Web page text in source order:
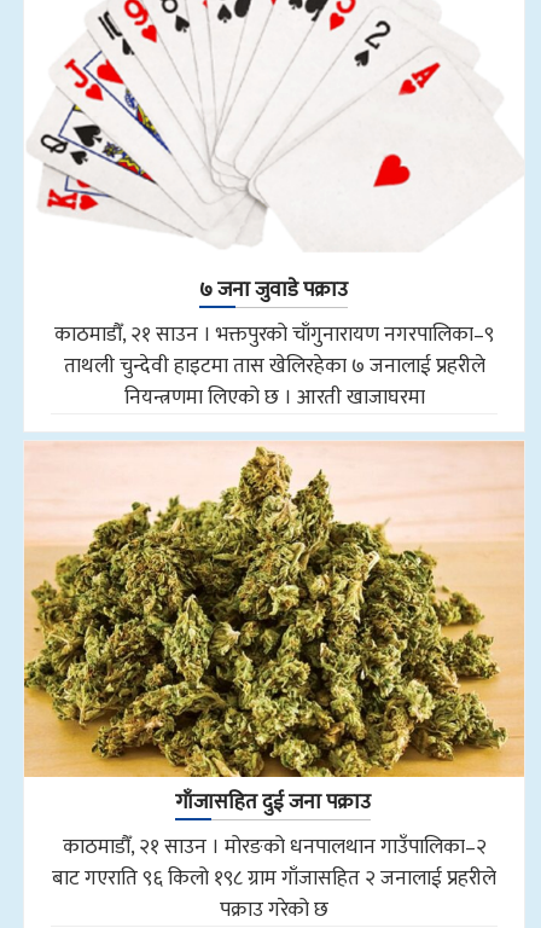
७ जना जुवाडे पक्राउ
काठमाडौँ, २१ साउन । भक्तपुरको चाँगुनारायण नगरपालिका–९
ताथली चुन्देवी हाइटमा तास खेलिरहेका ७ जनालाई प्रहरीले
नियन्त्रणमा लिएको छ । आरती खाजाघरमा
गाँजासहित दुई जना पक्राउ
काठमाडौँ, २१ साउन । मोरङको धनपालथान गाउँपालिका–२
बाट गएराति ९६ किलो १९८ ग्राम गाँजासहित २ जनालाई प्रहरीले
पक्राउ गरेको छ